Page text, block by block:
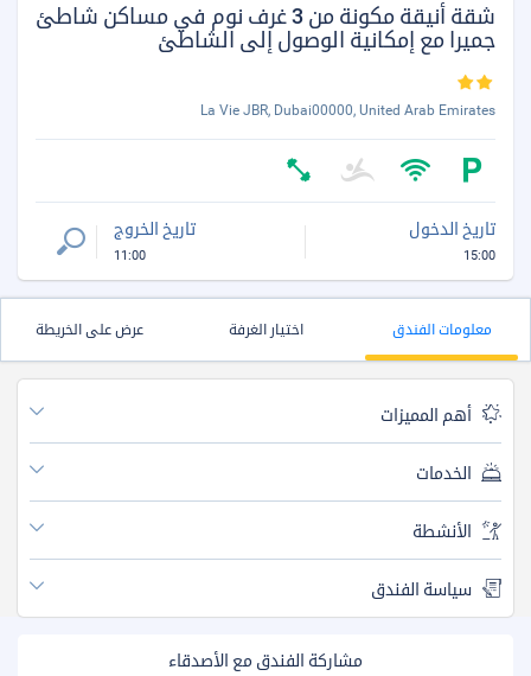
شقة أنيقة مكونة من 3 غرف نوم في مساكن شاطئ
جميرا مع إمكانية الوصول إلى الشاطئ
La Vie JBR, Dubai00000, United Arab Emirates
تاريخ الدخول
15:00
تاريخ الخروج
11:00
معلومات الفندق اختيار الغرفة عرض على الخريطة
أهم المميزات
الخدمات
الأنشطة
سياسة الفندق
مشاركة الفندق مع الأصدقاء